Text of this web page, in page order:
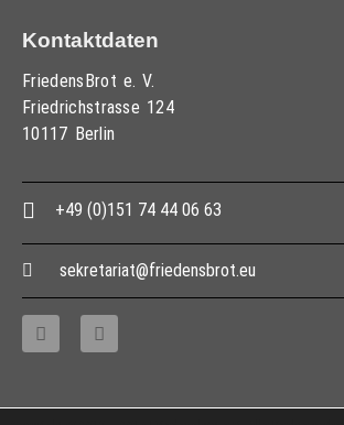
Kontaktdaten
FriedensBrot e. V.
Friedrichstrasse 124
10117 Berlin
+49 (0)151 74 44 06 63
sekretariat@friedensbrot.eu